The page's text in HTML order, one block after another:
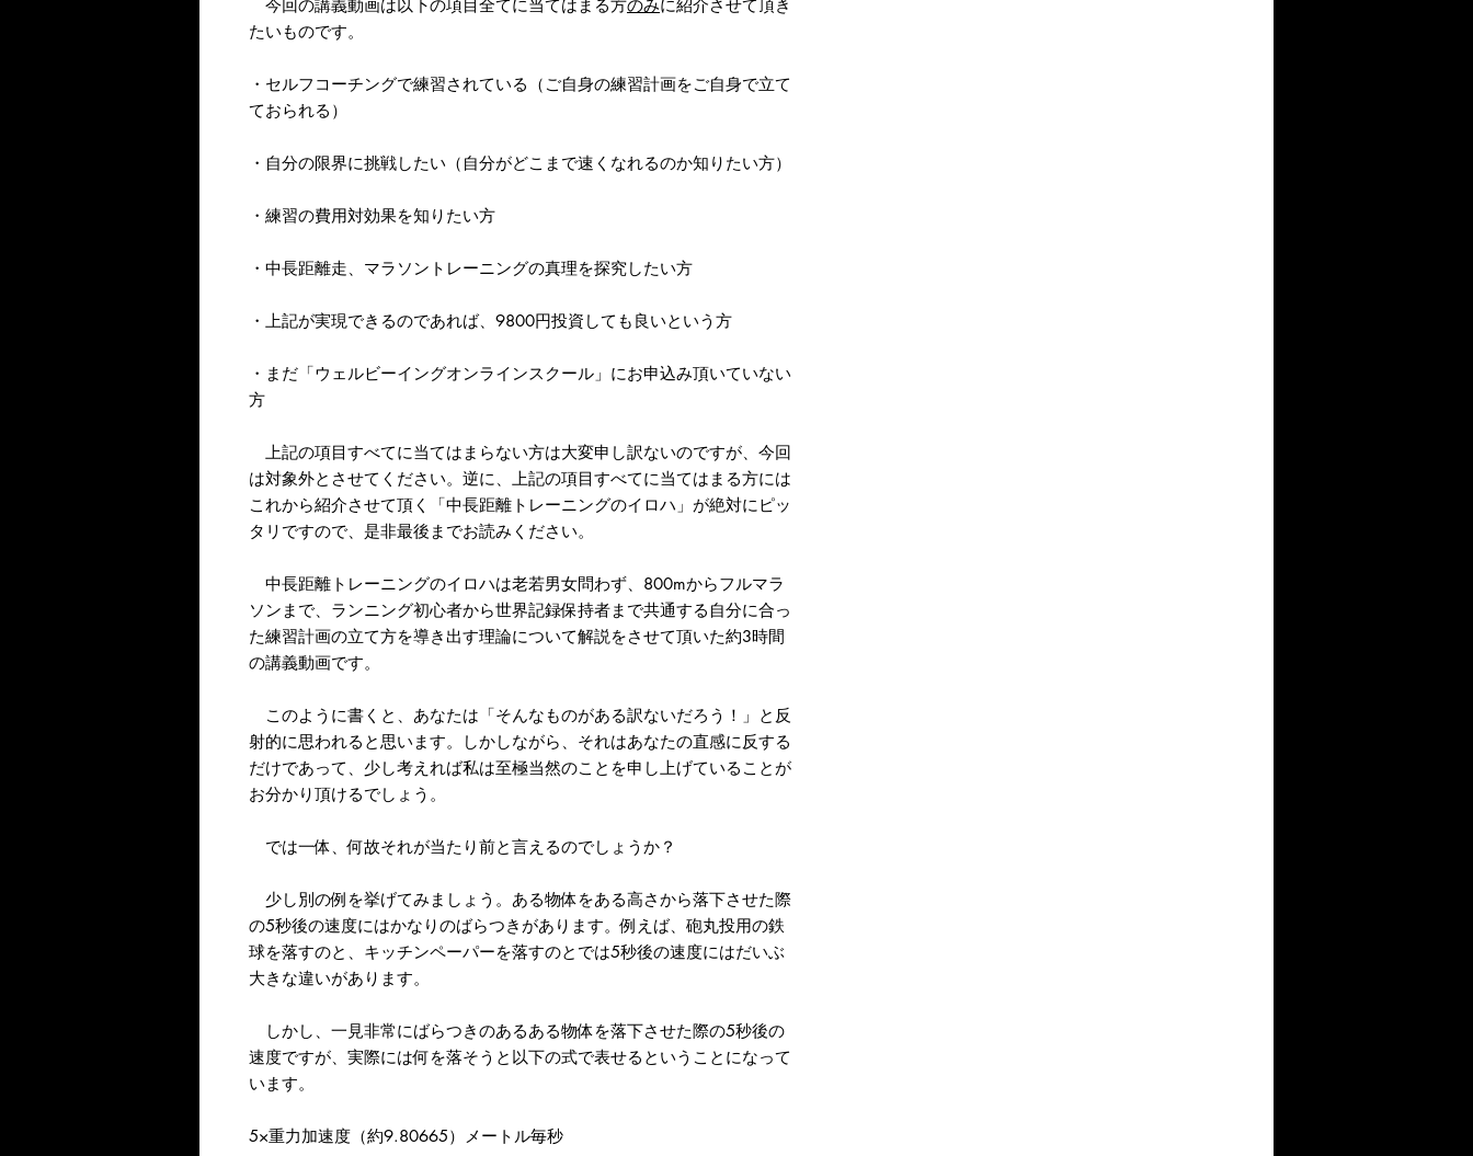
今回の講義動画は以下の項目全てに当てはまる方のみに紹介させて頂き
たいものです。
・セルフコーチングで練習されている（ご自身の練習計画をご自身で立て
ておられる）
・自分の限界に挑戦したい（自分がどこまで速くなれるのか知りたい方）
・練習の費用対効果を知りたい方
・中長距離走、マラソントレーニングの真理を探究したい方
・上記が実現できるのであれば、9800円投資しても良いという方
・まだ「ウェルビーイングオンラインスクール」にお申込み頂いていない
方
上記の項目すべてに当てはまらない方は大変申し訳ないのですが、今回
は対象外とさせてください。逆に、上記の項目すべてに当てはまる方には
これから紹介させて頂く「中長距離トレーニングのイロハ」が絶対にピッ
タリですので、是非最後までお読みください。
中長距離トレーニングのイロハは老若男女問わず、800mからフルマラ
ソンまで、ランニング初心者から世界記録保持者まで共通する自分に合っ
た練習計画の立て方を導き出す理論について解説をさせて頂いた約3時間
の講義動画です。
このように書くと、あなたは「そんなものがある訳ないだろう！」と反
射的に思われると思います。しかしながら、それはあなたの直感に反する
だけであって、少し考えれば私は至極当然のことを申し上げていることが
お分かり頂けるでしょう。
では一体、何故それが当たり前と言えるのでしょうか？
少し別の例を挙げてみましょう。ある物体をある高さから落下させた際
の5秒後の速度にはかなりのばらつきがあります。例えば、砲丸投用の鉄
球を落すのと、キッチンペーパーを落すのとでは5秒後の速度にはだいぶ
大きな違いがあります。
しかし、一見非常にばらつきのあるある物体を落下させた際の5秒後の
速度ですが、実際には何を落そうと以下の式で表せるということになって
います。
5×重力加速度（約9.80665）メートル毎秒